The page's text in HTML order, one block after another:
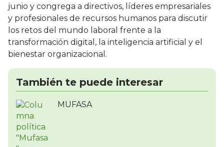
junio y congrega a directivos, líderes empresariales
y profesionales de recursos humanos para discutir
los retos del mundo laboral frente a la
transformación digital, la inteligencia artificial y el
bienestar organizacional.
También te puede interesar
MUFASA